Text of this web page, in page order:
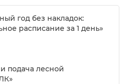
год без накладок:
расписание за 1 день»
подача лесной